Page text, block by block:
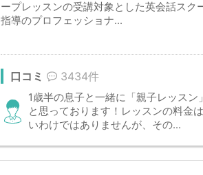
ープレッスンの受講対象とした英会話ス
指導のプロフェッショナ...
口コミ 3434件
1歳半の息子と一緒に「親子レッス
と思っております！レッスンの料金
いわけではありませんが、その...